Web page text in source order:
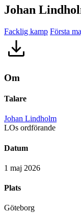
Johan
Facklig kamp Första
Om
Talare
Johan Lindholm
LOs ordförande
Datum
1 maj 2026
Plats
Göteborg